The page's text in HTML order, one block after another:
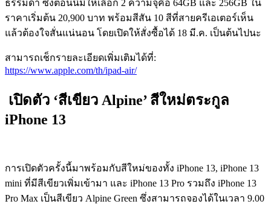
ธรรมดา ซึ่งตอนนี้มีให้เลือก 2 ความจุคือ 64GB และ 256GB ใน
ราคาเริ่มต้น 20,900 บาท พร้อมสีสัน 10 สีที่สายครีเอเตอร์เห็น
แล้วต้องใจสั่นแน่นอน โดยเปิดให้สั่งซื้อได้ 18 มี.ค. เป็นต้นไปนะ
สามารถเช็กรายละเอียดเพิ่มเติมได้ที่:
https://www.apple.com/th/ipad-air/
เปิดตัว ‘สีเขียว Alpine’ สีใหม่ตระกูล
iPhone 13
การเปิดตัวครั้งนี้มาพร้อมกับสีใหม่ของทั้ง iPhone 13, iPhone 13
mini ที่มีสีเขียวเพิ่มเข้ามา และ iPhone 13 Pro รวมถึง iPhone 13
Pro Max เป็นสีเขียว Alpine Green ซึ่งสามารถจองได้ในเวลา 9.00